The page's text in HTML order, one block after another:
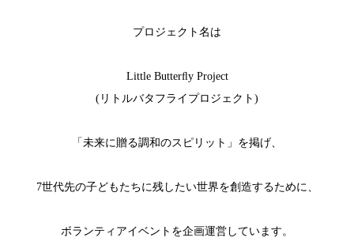
プロジェクト名は
Little Butterﬂy Project
(リトルバタフライプロジェクト)
「未来に贈る調和のスピリット」を掲げ、
7世代先の子どもたちに残したい世界を創造するために、
ボランティアイベントを企画運営しています。